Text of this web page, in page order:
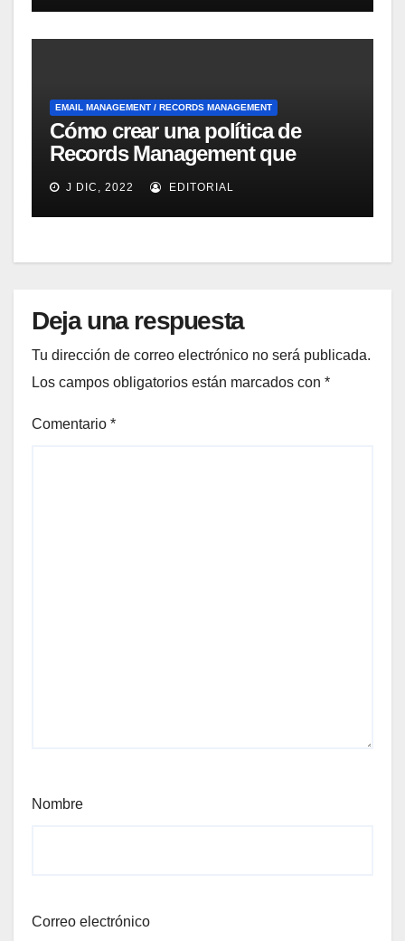
EMAIL MANAGEMENT / RECORDS MANAGEMENT
Cómo crear una política de
Records Management que
ayude a la fluidez del negocio
según Optical Image
Technology
J DIC, 2022 EDITORIAL
Deja una respuesta
Tu dirección de correo electrónico no será publicada.
Los campos obligatorios están marcados con *
Comentario *
Nombre
Correo electrónico